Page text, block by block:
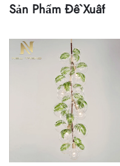
Sản Phẩm Đề Xuất